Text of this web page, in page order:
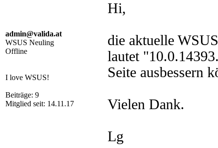
admin@valida.at
WSUS Neuling
Offline
I love WSUS!
Beiträge: 9
Mitglied seit: 14.11.17
Hi,
die aktuelle
lautet
Seite ausbessern
Vielen Dank.
Lg